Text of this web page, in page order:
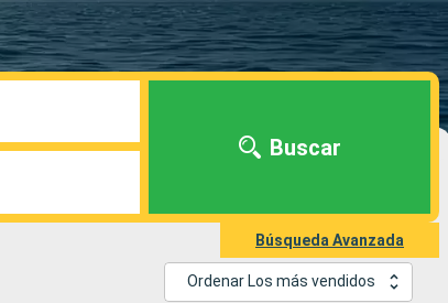
Buscar
Búsqueda Avanzada
Ordenar Los más vendidos